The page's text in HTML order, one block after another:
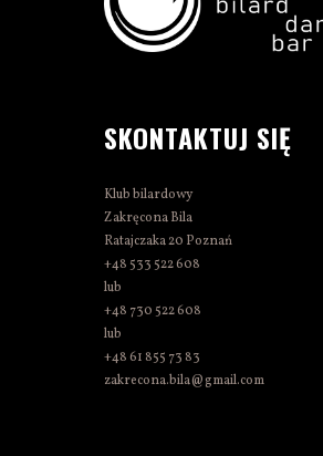
SKONTAKTUJ SIĘ
Klub bilardowy
Zakręcona Bila
Ratajczaka 20 Poznań
+48 533 522 608
lub
+48 730 522 608
lub
+48 61 855 73 83
zakrecona.bila@gmail.com